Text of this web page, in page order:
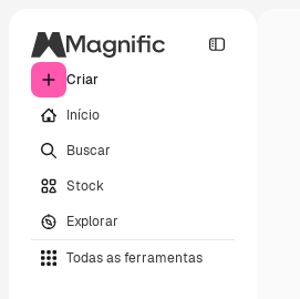
Criar
Início
Buscar
Stock
Explorar
Todas as ferramentas